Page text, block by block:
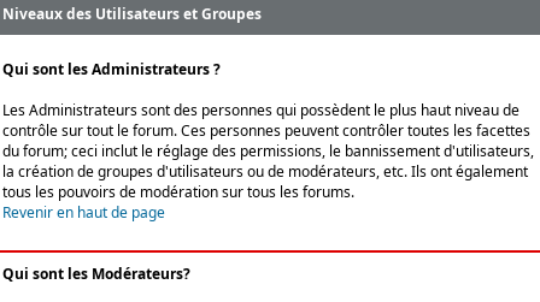
Niveaux des Utilisateurs et Groupes
Qui sont les Administrateurs ?
Les Administrateurs sont des personnes qui possèdent le plus haut niveau de
contrôle sur tout le forum. Ces personnes peuvent contrôler toutes les facettes
du forum; ceci inclut le réglage des permissions, le bannissement d'utilisateurs,
la création de groupes d'utilisateurs ou de modérateurs, etc. Ils ont également
tous les pouvoirs de modération sur tous les forums.
Revenir en haut de page
Qui sont les Modérateurs?